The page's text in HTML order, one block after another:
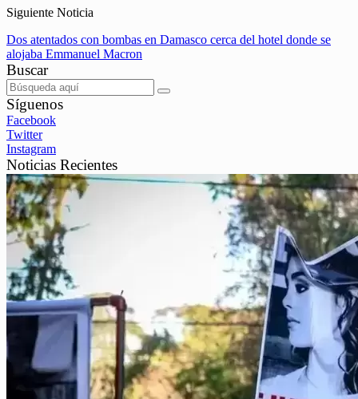
Siguiente Noticia
Dos atentados con bombas en Damasco cerca del hotel donde se
alojaba Emmanuel Macron
Buscar
Síguenos
Facebook
Twitter
Instagram
Noticias Recientes